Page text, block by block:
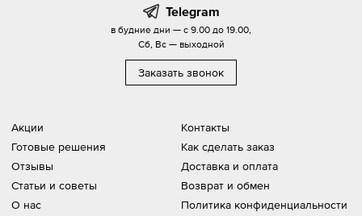
Акции
Готовые решения
Отзывы
Статьи и советы
О нас
Контакты
Как сделать заказ
Доставка и оплата
Возврат и обмен
Политика конфиденциальности
Telegram
в будние дни — с 9.00 до 19.00,
Сб, Вс — выходной
Заказать звонок